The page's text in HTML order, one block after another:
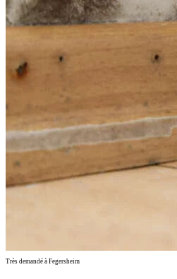
Très demandé à Fegersheim